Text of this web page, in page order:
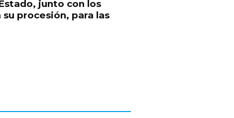
, junto con los
procesión, para las